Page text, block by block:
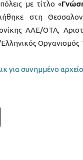
με τίτλο «
στη
ΑΑΕ/ΟΤΑ,
για συνημμένο αρχείο